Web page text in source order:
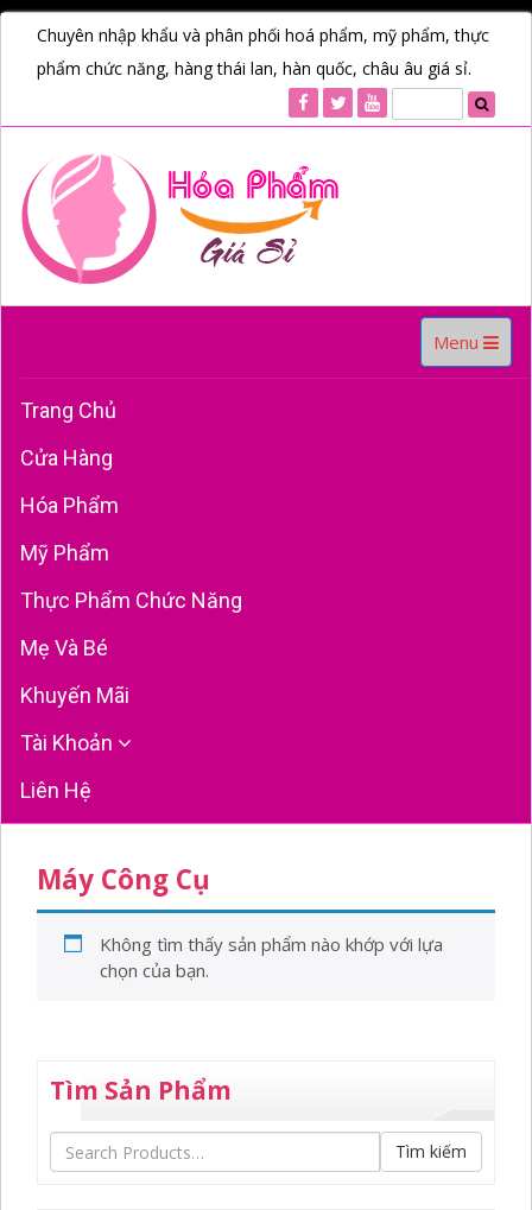
Chuyên nhập khẩu và phân phối hoá phẩm, mỹ phẩm, thực
phẩm chức năng, hàng thái lan, hàn quốc, châu âu giá sỉ.
Toggle
navigation
Menu
Trang Chủ
Cửa Hàng
Hóa Phẩm
Mỹ Phẩm
Thực Phẩm Chức Năng
Mẹ Và Bé
Khuyến Mãi
Tài Khoản
Liên Hệ
Máy Công Cụ
Không tìm thấy sản phẩm nào khớp với lựa
chọn của bạn.
Tìm Sản Phẩm
Tìm kiếm